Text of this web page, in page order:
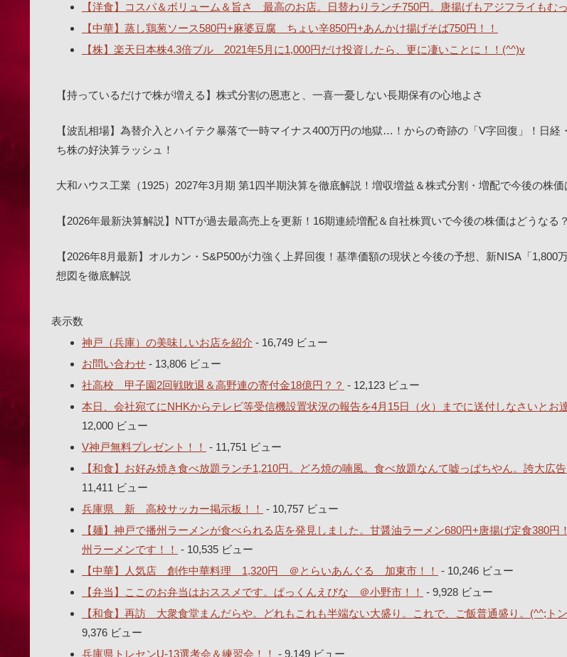
【洋食】コスパ＆ボリューム＆旨さ 最高のお店。日替わりランチ750円。唐揚げもアジフライもむ
【中華】蒸し鶏葱ソース580円+麻婆豆腐 ちょい辛850円+あんかけ揚げそば750円！！
【株】楽天日本株4.3倍ブル 2021年5月に1,000円だけ投資したら、更に凄いことに！！(^^)v
【持っているだけで株が増える】株式分割の恩恵と、一喜一憂しない長期保有の心地よさ
【波乱相場】為替介入とハイテク暴落で一時マイナス400万円の地獄…！からの奇跡の「V字回復」！日経
ち株の好決算ラッシュ！
大和ハウス工業（1925）2027年3月期 第1四半期決算を徹底解説！増収増益＆株式分割・増配で今後の株価
【2026年最新決算解説】NTTが過去最高売上を更新！16期連続増配＆自社株買いで今後の株価はどうなる？
【2026年8月最新】オルカン・S&P500が力強く上昇回復！基準価額の現状と今後の予想、新NISA「1,800
想図を徹底解説
表示数
神戸（兵庫）の美味しいお店を紹介 - 16,749 ビュー
お問い合わせ - 13,806 ビュー
社高校 甲子園2回戦敗退＆高野連の寄付金18億円？？ - 12,123 ビュー
本日、会社宛てにNHKからテレビ等受信機設置状況の報告を4月15日（火）までに送付しなさいとお
12,000 ビュー
V神戸無料プレゼント！！ - 11,751 ビュー
【和食】お好み焼き食べ放題ランチ1,210円。どろ焼の喃風。食べ放題なんて嘘っぱちやん。誇大広
11,411 ビュー
兵庫県 新 高校サッカー掲示板！！ - 10,757 ビュー
【麺】神戸で播州ラーメンが食べられる店を発見しました。甘醤油ラーメン680円+唐揚げ定食380円
州ラーメンです！！ - 10,535 ビュー
【中華】人気店 創作中華料理 1,320円 ＠とらいあんぐる 加東市！！ - 10,246 ビュー
【弁当】ここのお弁当はおススメです。ぱっくんえびな ＠小野市！！ - 9,928 ビュー
【和食】再訪 大衆食堂まんだらや。どれもこれも半端ない大盛り。これで、ご飯普通盛り。(^^;ト
9,376 ビュー
兵庫県トレセンU-13選考会＆練習会！！ - 9,149 ビュー